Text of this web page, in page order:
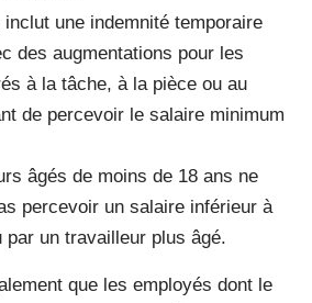
une indemnité temporaire
des augmentations pour les
à la tâche, à la pièce ou au
de percevoir le salaire minimum
âgés de moins de 18 ans ne
percevoir un salaire inférieur à
un travailleur plus âgé.
que les employés dont le